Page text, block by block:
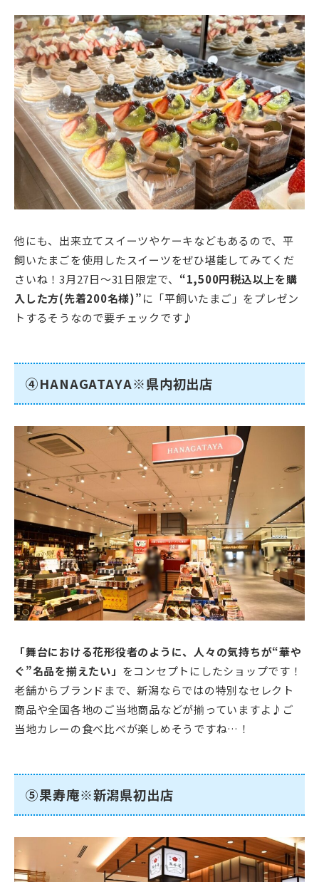
他にも、出来立てスイーツやケーキなどもあるので、平
飼いたまごを使用したスイーツをぜひ堪能してみてくだ
さいね！3月27日～31日限定で、 “1,500円税込以上を購
入した方(先着200名様)”に「平飼いたまご」をプレゼン
トするそうなので要チェックです♪
④HANAGATAYA※県内初出店
「舞台における花形役者のように、人々の気持ちが“華や
ぐ”名品を揃えたい」 をコンセプトにしたショップです！
老舗からブランドまで、新潟ならではの特別なセレクト
商品や全国各地のご当地商品などが揃っていますよ♪ご
当地カレーの食べ比べが楽しめそうですね…！
⑤果寿庵※新潟県初出店